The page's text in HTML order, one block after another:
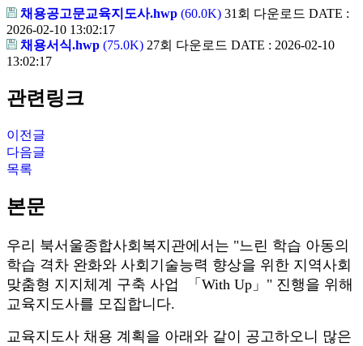
채용공고문교육지도사.hwp (60.0K) 31회 다운로드 DATE :
2026-02-10 13:02:17
채용서식.hwp (75.0K) 27회 다운로드 DATE : 2026-02-10
13:02:17
관련링크
이전글
다음글
목록
본문
우리 북서울종합사회복지관에서는 "느린 학습 아동의
학습 격차 완화와 사회기술능력 향상을 위한 지역사회
맞춤형 지지체계 구축 사업 「With Up」" 진행을 위해
교육지도사를 모집합니다.
교육지도사 채용 계획을 아래와 같이 공고하오니 많은